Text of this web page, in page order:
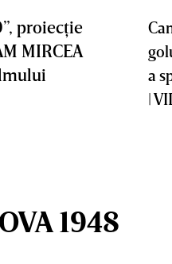
proiecţie
MIRCEA
a
|
1948